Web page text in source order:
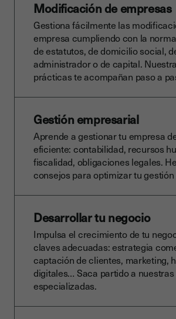
Modificación de empresas
Gestiona fácilmente las
empresa cumpliendo con la
de estatutos, de domicilio social,
administrador o de capital.
prácticas te acompañan paso a
Gestión empresarial
Aprende a gestionar tu empresa
eficiente: contabilidad, recursos
fiscalidad, obligaciones legales.
consejos para optimizar tu
Desarrollar tu negocio
Impulsa el crecimiento de tu
claves adecuadas: estrategia
captación de clientes, marketing,
digitales… Saca partido a nuestras
especializadas.